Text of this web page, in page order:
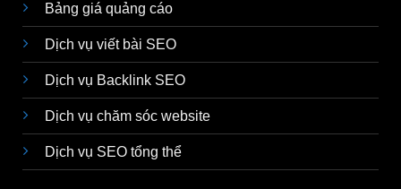
Bảng giá quảng cáo
Dịch vụ viết bài SEO
Dịch vụ Backlink SEO
Dịch vụ chăm sóc website
Dịch vụ SEO tổng thể